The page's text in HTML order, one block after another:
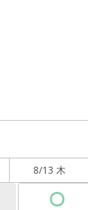
8/13 木